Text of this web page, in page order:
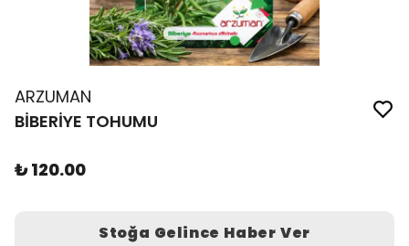
ARZUMAN
BİBERİYE TOHUMU
₺ 120.00
Stoğa Gelince Haber Ver